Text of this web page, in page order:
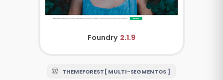
Foundry 2.1.9
THEMEFOREST [ MULTI-SEGMENTOS ]